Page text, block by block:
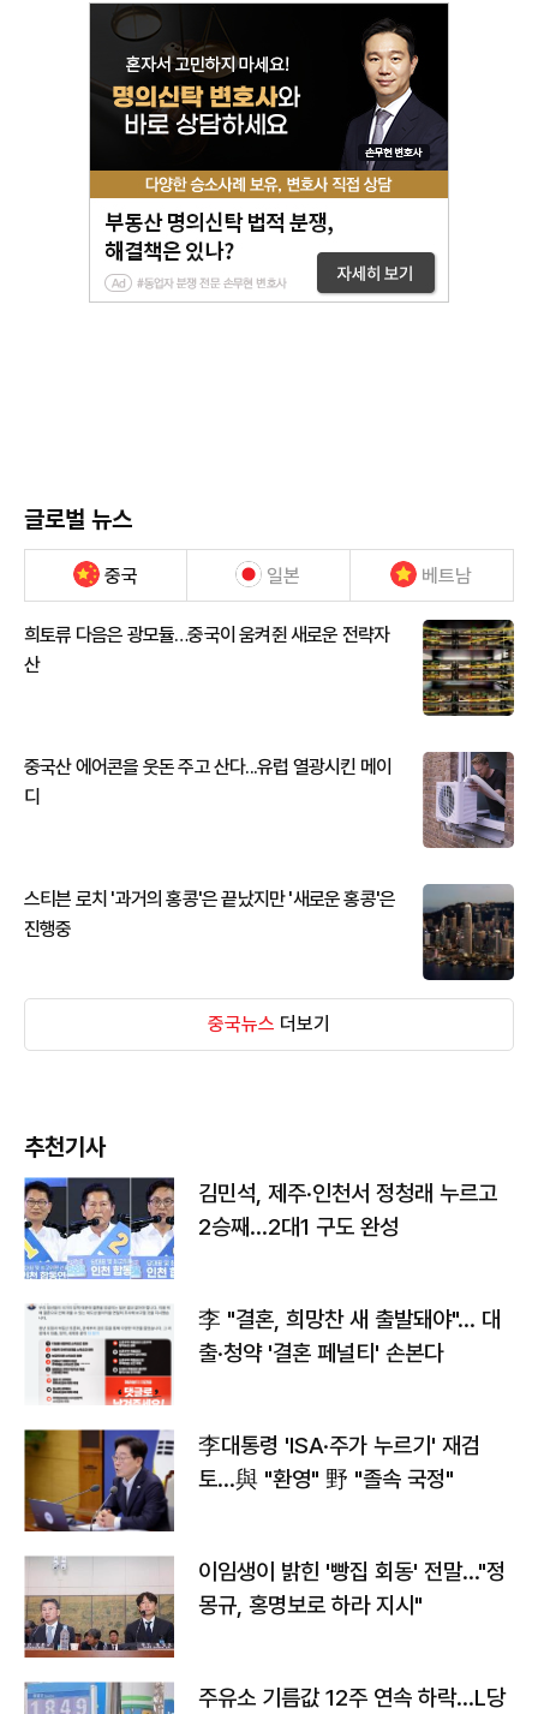
글로벌 뉴스
중국 일본 베트남
희토류 다음은 광모듈…중국이 움켜쥔 새로운 전략자
산
중국산 에어콘을 웃돈 주고 산다...유럽 열광시킨 메이
디
스티븐 로치 '과거의 홍콩'은 끝났지만 '새로운 홍콩'은
진행중
중국뉴스 더보기
추천기사
김민석, 제주·인천서 정청래 누르고
2승째…2대1 구도 완성
李 "결혼, 희망찬 새 출발돼야"… 대
출·청약 '결혼 페널티' 손본다
李대통령 'ISA·주가 누르기' 재검
토…與 "환영" 野 "졸속 국정"
이임생이 밝힌 '빵집 회동' 전말…"정
몽규, 홍명보로 하라 지시"
주유소 기름값 12주 연속 하락…L당